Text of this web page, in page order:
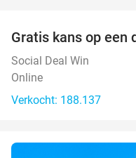
Gratis kans op een
Social Deal Win
Online
Verkocht: 188.137